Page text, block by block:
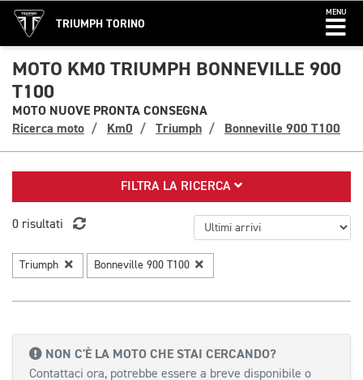
TRIUMPH TORINO
MENU
MOTO KM0 TRIUMPH BONNEVILLE 900
T100
MOTO NUOVE PRONTA CONSEGNA
Ricerca moto
Km0 Triumph Bonneville 900 T100
FILTRA LA RICERCA
0 risultati
Triumph Bonneville 900 T100
NON C'È LA MOTO CHE STAI CERCANDO?
Contattaci ora, potrebbe essere a breve disponibile o